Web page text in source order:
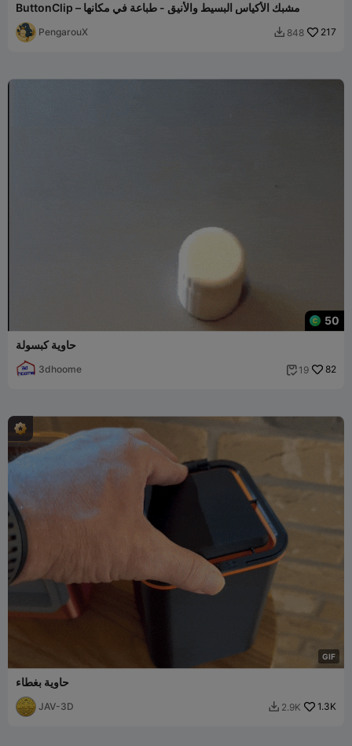
ButtonClip – مشبك الأكياس البسيط والأنيق - طباعة في مكانها
PengarouX  848 217
50
حاوية كبسولة
3dhoome  19 82
GIF
حاوية بغطاء
JAV-3D  2.9K 1.3K